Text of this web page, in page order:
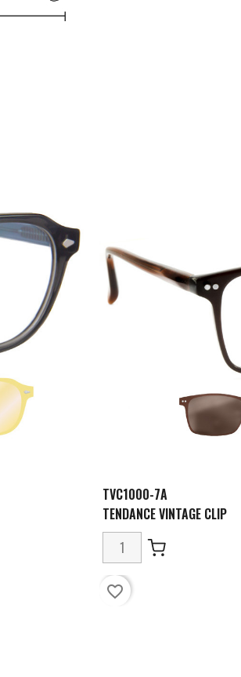
TVC1000-7A
TENDANCE VINTAGE CLIP
favorite_border